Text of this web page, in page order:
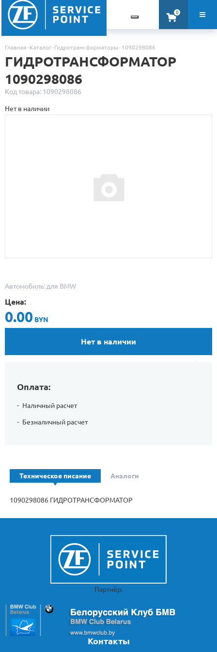
0
Главная Каталог Гидротрансформаторы 1090298086
ГИДРОТРАНСФОРМАТОР
1090298086
Код товара: 1090298086
Нет в наличии
Автомобиль: для BMW
Цена:
0.00 BYN
Нет в наличии
Оплата:
Наличный расчет
Безналичный расчет
Техническое писание Аналоги
1090298086 ГИДРОТРАНСФОРМАТОР
Партнёр:
Контакты